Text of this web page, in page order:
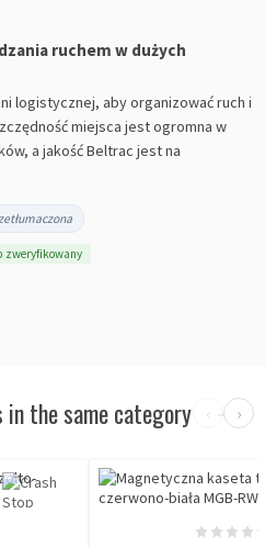
ruchem w dużych
logistycznej, aby organizować ruch i
miejsca jest ogromna w
a jakość Beltrac jest na
zweryfikowany
the same category ‹ ›